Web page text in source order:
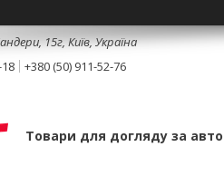
15г, Київ, Україна
+380 (50) 911-52-76
Товари для догляду за авто